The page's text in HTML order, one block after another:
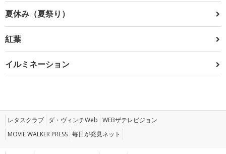
夏休み（夏祭り）
紅葉
イルミネーション
レタスクラブ ダ・ヴィンチWeb WEBザテレビジョン
MOVIE WALKER PRESS 毎日が発見ネット